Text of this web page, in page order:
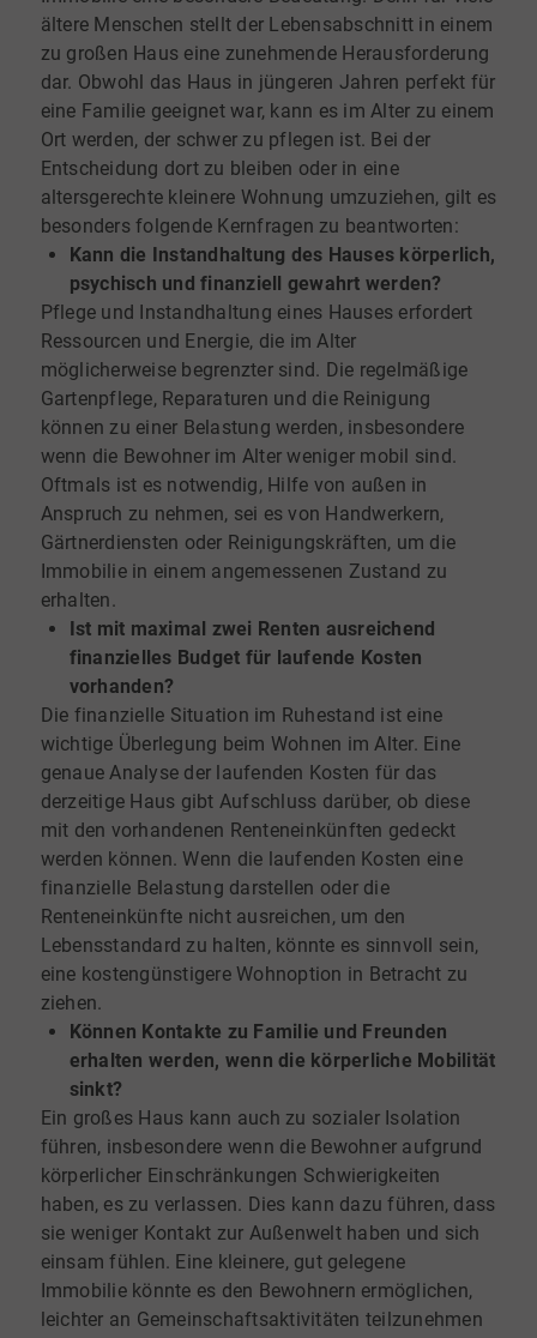
ältere Menschen stellt der Lebensabschnitt in einem
zu großen Haus eine zunehmende Herausforderung
dar. Obwohl das Haus in jüngeren Jahren perfekt für
eine Familie geeignet war, kann es im Alter zu einem
Ort werden, der schwer zu pflegen ist. Bei der
Entscheidung dort zu bleiben oder in eine
altersgerechte kleinere Wohnung umzuziehen, gilt es
besonders folgende Kernfragen zu beantworten:
Kann die Instandhaltung des Hauses körperlich,
psychisch und finanziell gewahrt werden?
Pflege und Instandhaltung eines Hauses erfordert
Ressourcen und Energie, die im Alter
möglicherweise begrenzter sind. Die regelmäßige
Gartenpflege, Reparaturen und die Reinigung
können zu einer Belastung werden, insbesondere
wenn die Bewohner im Alter weniger mobil sind.
Oftmals ist es notwendig, Hilfe von außen in
Anspruch zu nehmen, sei es von Handwerkern,
Gärtnerdiensten oder Reinigungskräften, um die
Immobilie in einem angemessenen Zustand zu
erhalten.
Ist mit maximal zwei Renten ausreichend
finanzielles Budget für laufende Kosten
vorhanden?
Die finanzielle Situation im Ruhestand ist eine
wichtige Überlegung beim Wohnen im Alter. Eine
genaue Analyse der laufenden Kosten für das
derzeitige Haus gibt Aufschluss darüber, ob diese
mit den vorhandenen Renteneinkünften gedeckt
werden können. Wenn die laufenden Kosten eine
finanzielle Belastung darstellen oder die
Renteneinkünfte nicht ausreichen, um den
Lebensstandard zu halten, könnte es sinnvoll sein,
eine kostengünstigere Wohnoption in Betracht zu
ziehen.
Können Kontakte zu Familie und Freunden
erhalten werden, wenn die körperliche Mobilität
sinkt?
Ein großes Haus kann auch zu sozialer Isolation
führen, insbesondere wenn die Bewohner aufgrund
körperlicher Einschränkungen Schwierigkeiten
haben, es zu verlassen. Dies kann dazu führen, dass
sie weniger Kontakt zur Außenwelt haben und sich
einsam fühlen. Eine kleinere, gut gelegene
Immobilie könnte es den Bewohnern ermöglichen,
leichter an Gemeinschaftsaktivitäten teilzunehmen